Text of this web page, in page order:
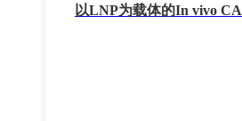
以LNP为载体的In vivo